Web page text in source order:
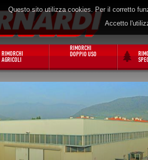
RIMORCHI
AGRICOLI
RIMORCHI
DOPPIO USO
Questo sito utilizza cookies. Per il corretto
Accetto